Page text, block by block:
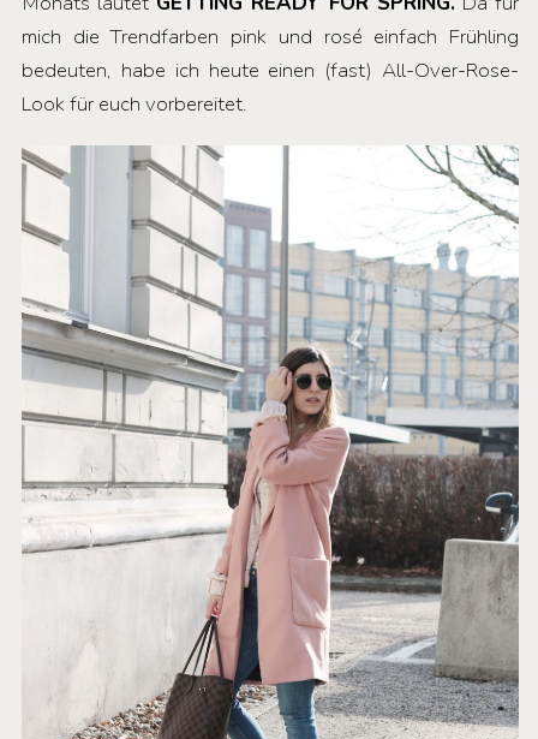
mich die Trendfarben pink und rosé einfach Frühling
bedeuten, habe ich heute einen (fast) All-Over-Rose-
Look für euch vorbereitet.